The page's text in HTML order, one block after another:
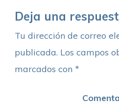
Deja una
Tu dirección de correo
publicada. Los campos
marcados con *